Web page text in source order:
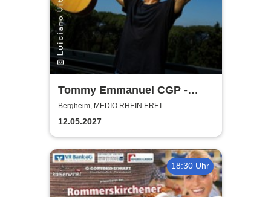
Tommy Emmanuel CGP -
Living in the Light Tour
Bergheim, MEDIO.RHEIN.ERFT.
12.05.2027
18:30 Uhr